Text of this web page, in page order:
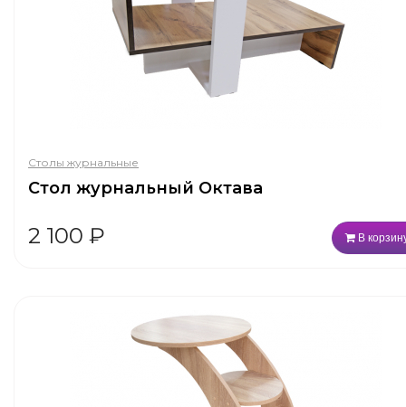
Столы журнальные
Стол журнальный Октава
2 100 ₽ В